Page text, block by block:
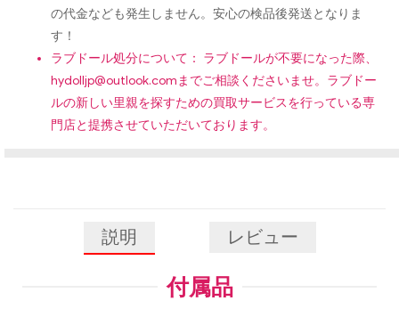
の代金なども発生しません。安心の検品後発送となりま
す！
ラブドール処分について： ラブドールが不要になった際、
hydolljp@outlook.comまでご相談くださいませ。ラブドー
ルの新しい里親を探すための買取サービスを行っている専
門店と提携させていただいております。
説明 レビュー
付属品